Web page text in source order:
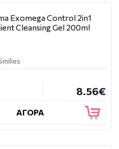
Exomega Control 2in1
Cleansing Gel 200ml
8.56€
ΑΓΟΡΑ